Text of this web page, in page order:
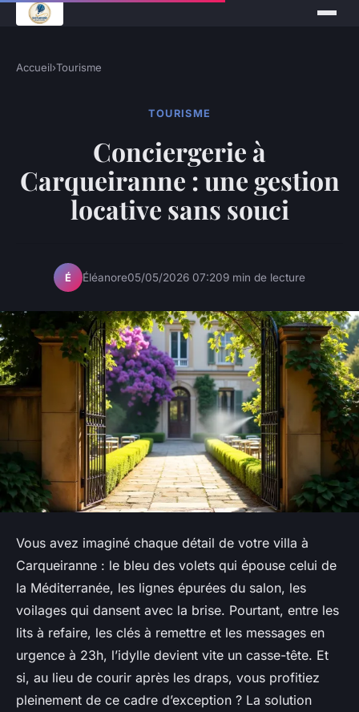
Accueil›Tourisme
TOURISME
Conciergerie à
Carqueiranne : une gestion
locative sans souci
É Éléanore05/05/2026 07:209 min de lecture
Vous avez imaginé chaque détail de votre villa à
Carqueiranne : le bleu des volets qui épouse celui de
la Méditerranée, les lignes épurées du salon, les
voilages qui dansent avec la brise. Pourtant, entre les
lits à refaire, les clés à remettre et les messages en
urgence à 23h, l’idylle devient vite un casse-tête. Et
si, au lieu de courir après les draps, vous profitiez
pleinement de ce cadre d’exception ? La solution